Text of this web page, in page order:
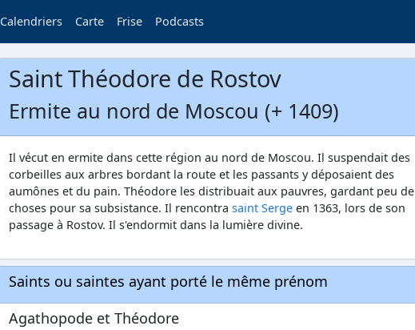
Calendriers Carte Frise Podcasts
Saint Théodore de Rostov
Ermite au nord de Moscou (+ 1409)
Il vécut en ermite dans cette région au nord de Moscou. Il suspendait des
corbeilles aux arbres bordant la route et les passants y déposaient des
aumônes et du pain. Théodore les distribuait aux pauvres, gardant peu de
choses pour sa subsistance. Il rencontra saint Serge en 1363, lors de son
passage à Rostov. Il s'endormit dans la lumière divine.
Saints ou saintes ayant porté le même prénom
Agathopode et Théodore